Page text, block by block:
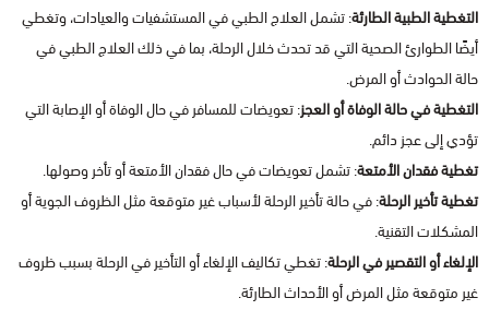
التغطية الطبية الطارئة: تشمل العلاج الطبي في المستشفيات والعيادات، وتغطي
أيضًا الطوارئ الصحية التي قد تحدث خلال الرحلة، بما في ذلك العلاج الطبي في
حالة الحوادث أو المرض.
التغطية في حالة الوفاة أو العجز: تعويضات للمسافر في حال الوفاة أو الإصابة التي
تؤدي إلى عجز دائم.
تغطية فقدان الأمتعة: تشمل تعويضات في حال فقدان الأمتعة أو تأخر وصولها.
تغطية تأخير الرحلة: في حالة تأخير الرحلة لأسباب غير متوقعة مثل الظروف الجوية أو
المشكلات التقنية.
الإلغاء أو التقصير في الرحلة: تغطي تكاليف الإلغاء أو التأخير في الرحلة بسبب ظروف
غير متوقعة مثل المرض أو الأحداث الطارئة.